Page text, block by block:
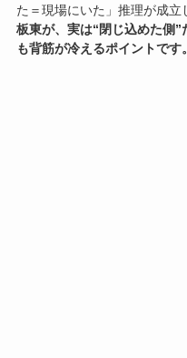
た＝現場にいた」推理が成立
板東が、実は“閉じ込めた側
も背筋が冷えるポイントです。